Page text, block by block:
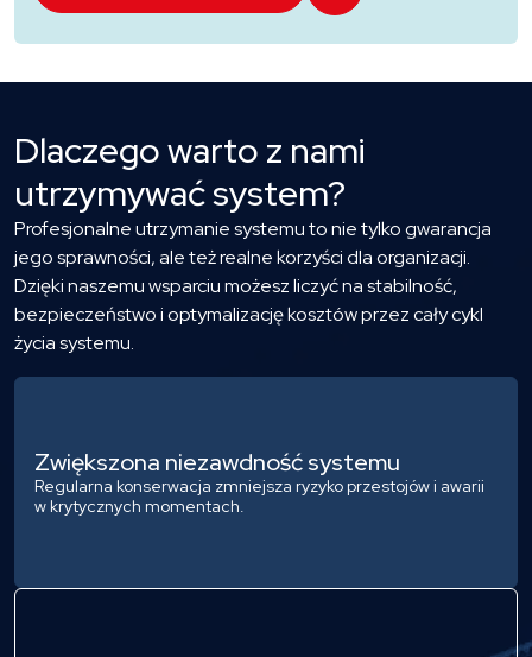
Dlaczego warto z nami
utrzymywać system?
Profesjonalne utrzymanie systemu to nie tylko gwarancja
jego sprawności, ale też realne korzyści dla organizacji.
Dzięki naszemu wsparciu możesz liczyć na stabilność,
bezpieczeństwo i optymalizację kosztów przez cały cykl
życia systemu.
Zwiększona niezawdność systemu
Regularna konserwacja zmniejsza ryzyko przestojów i awarii
w krytycznych momentach.